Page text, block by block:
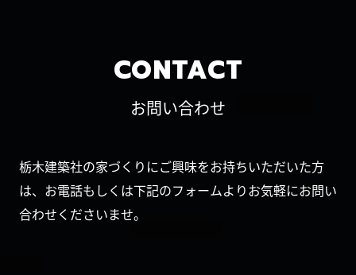
CONTACT
お問い合わせ
栃木建築社の家づくりにご興味をお持ちいただいた方
は、お電話もしくは下記のフォームよりお気軽にお問い
合わせくださいませ。